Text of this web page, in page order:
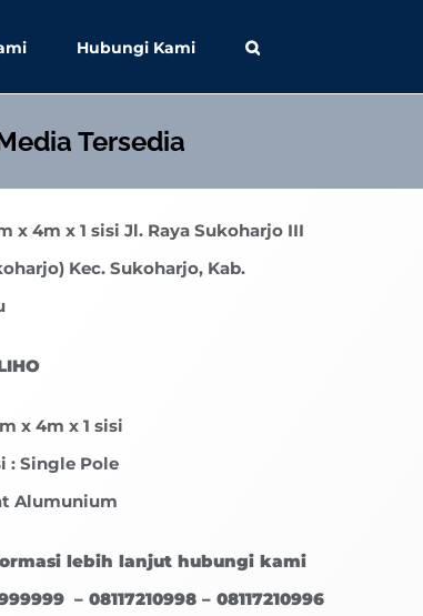
Hubungi Kami
Tersedia
x 4m x 1 sisi Jl. Raya Sukoharjo III
Kec. Sukoharjo, Kab.
x 4m x 1 sisi
: Single Pole
Alumunium
lebih lanjut hubungi kami
– 08117210998 – 08117210996